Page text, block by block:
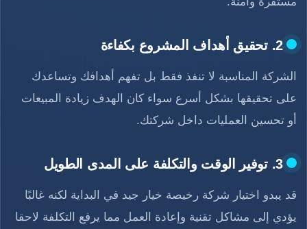
2. تحقيق أهداف المشروع بكفاءة
الشركة المناسبة لا تنفذ فقط بل تفهم أهدافك وتساعدك
على تحقيقها بشكل أسرع سواء كان الهدف زيادة المبيعات
أو تحسين العمليات داخل شركتك.
3. توفير الوقت والتكلفة على المدى الطويل
قد يبدو اختيار شركة رخيصة خيار جيد في البداية لكنه غالبًا
يؤدي إلى مشاكل تقنية وإعادة العمل مما يرفع التكلفة لاحقا